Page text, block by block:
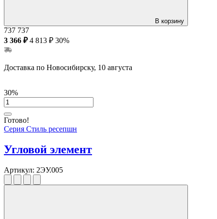
В корзину
737 737
3 366 ₽ 4 813 ₽ 30%
Доставка по Новосибирску, 10 августа
30%
Готово!
Серия Стиль ресепшн
Угловой элемент
Артикул: 2ЭУ.005